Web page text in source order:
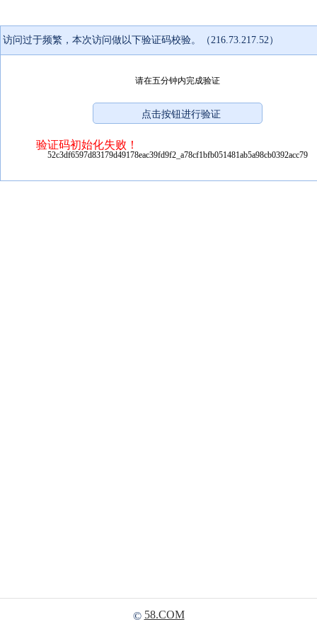
访问过于频繁，本次访问做以下验证码校验。（216.73.217.52）
请在五分钟内完成验证
验证码初始化失败！
52c3df6597d83179d49178eac39fd9f2_a78cf1bfb051481ab5a98cb0392acc79
© 58.COM